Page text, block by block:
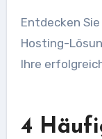
Entdecken
Hosting-
Ihre
4